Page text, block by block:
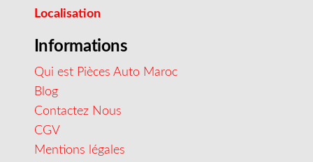
Localisation
Informations
Qui est Pièces Auto Maroc
Blog
Contactez Nous
CGV
Mentions légales